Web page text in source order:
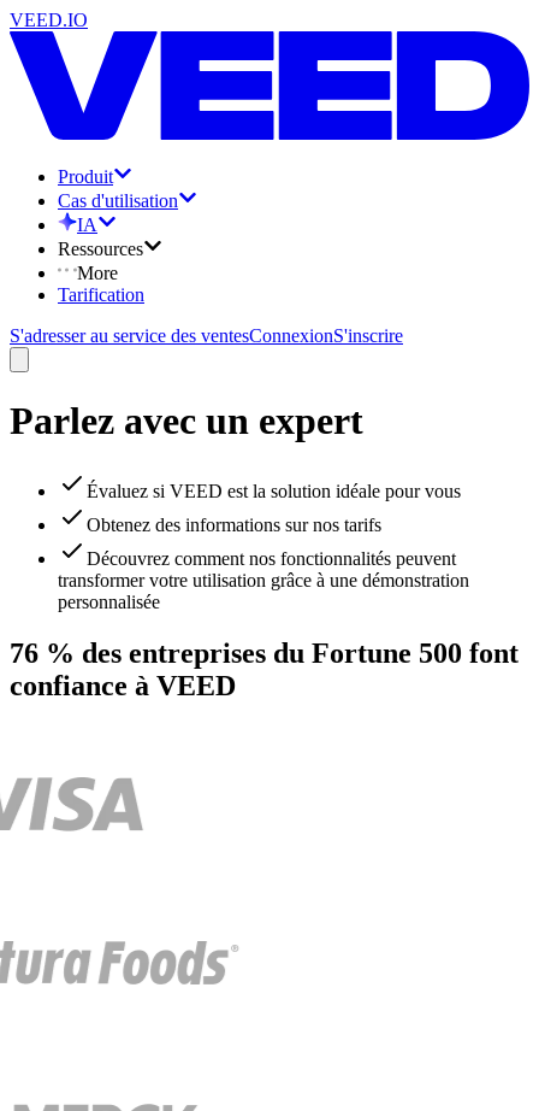
VEED.IO
Produit
Cas d'utilisation
IA
Ressources
More
Tarification
S'adresser au service des ventesConnexionS'inscrire
Parlez avec un expert
Évaluez si VEED est la solution idéale pour vous
Obtenez des informations sur nos tarifs
Découvrez comment nos fonctionnalités peuvent
transformer votre utilisation grâce à une démonstration
personnalisée
76 % des entreprises du Fortune 500 font
confiance à VEED